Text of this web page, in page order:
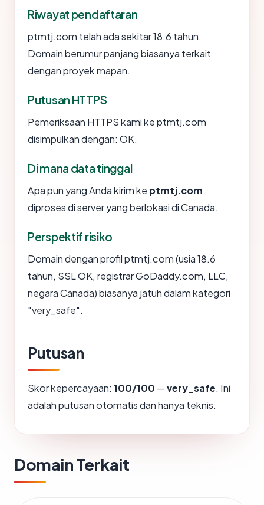
Riwayat pendaftaran
ptmtj.com telah ada sekitar 18.6 tahun.
Domain berumur panjang biasanya terkait
dengan proyek mapan.
Putusan HTTPS
Pemeriksaan HTTPS kami ke ptmtj.com
disimpulkan dengan: OK.
Di mana data tinggal
Apa pun yang Anda kirim ke ptmtj.com
diproses di server yang berlokasi di Canada.
Perspektif risiko
Domain dengan profil ptmtj.com (usia 18.6
tahun, SSL OK, registrar GoDaddy.com, LLC,
negara Canada) biasanya jatuh dalam kategori
"very_safe".
Putusan
Skor kepercayaan: 100/100 —very_safe. Ini
adalah putusan otomatis dan hanya teknis.
Domain Terkait